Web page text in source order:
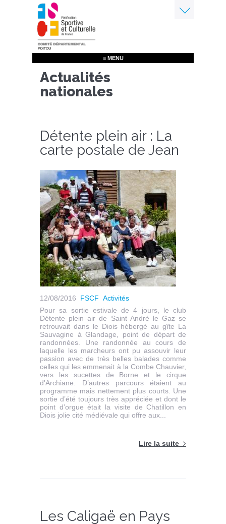
Aller
au
contenu
principal
≡ MENU
Actualités
nationales
Détente plein air : La
carte postale de Jean
12/08/2016 FSCF Activités
Pour sa sortie estivale de 4 jours, le club
Détente plein air de Saint André le Gaz se
retrouvait dans le Diois hébergé au gîte La
Sauvagine à Glandage, point de départ de
randonnées. Une randonnée au cours de
laquelle les marcheurs ont pu assouvir leur
passion avec de très belles balades comme
celles qui les emmenait à la Combe Chauvier,
vers les sucettes de Borne et le cirque
d'Archiane. D’autres parcours étaient au
programme mais nettement plus courts. Une
sortie d’été toujours très appréciée et dont le
point d’orgue était la visite de Chatillon en
Diois jolie cité médiévale qui offre aux...
Lire la suite
Les Caligaë en Pays